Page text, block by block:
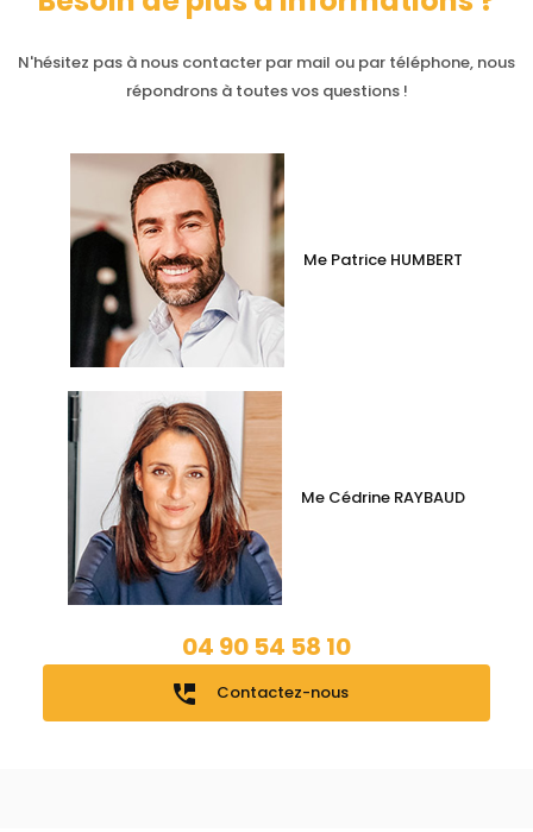
N'hésitez pas à nous contacter par mail ou par téléphone, nous
répondrons à toutes vos questions !
Me Patrice HUMBERT
Me Cédrine RAYBAUD
04 90 54 58 10
perm_phone_msg Contactez-nous